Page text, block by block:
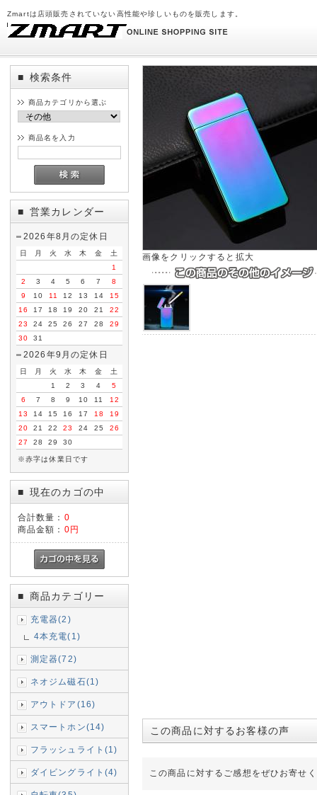
Zmartは店頭販売されていない高性能や珍しいものを販売します。
■ 検索条件
商品カテゴリから選ぶ
商品名を入力
■ 営業カレンダー
2026年8月の定休日
日 月 火 水 木 金
土
1
2
3 4 5 6 7
8
9
10 11 12 13 14
15
16
17 18 19 20 21
22
23
24 25 26 27 28
29
30
31
2026年9月の定休日
日 月 火 水 木 金
土
1
2 3 4
5
6
7 8 9 10 11
12
13
14 15 16 17 18
19
20
21 22 23 24 25
26
27
28 29 30
※赤字は休業日です
■ 現在のカゴの中
合計数量： 0
商品金額： 0円
■ 商品カテゴリー
充電器(2)
4本充電(1)
測定器(72)
ネオジム磁石(1)
アウトドア(16)
スマートホン(14)
フラッシュライト(1)
ダイビングライト(4)
画像をクリックすると拡大
この商品に対するお客様の声
この商品に対するご感想をぜひお寄せ